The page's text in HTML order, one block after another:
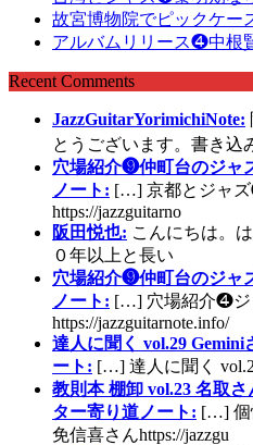
故宮博物院でピックケー
アルバムリリース❹中根
Recent Comments
JazzGuitarYorimichiNote:
とうございます。書き込
穴場紹介❾仲町台のジャ
ノート: […] 京都とジャ
https://jazzguitarno
阪田悦也: こんにちは。
０年以上と長い
穴場紹介❾仲町台のジャ
ノート: […] 穴場紹介❹ジ
https://jazzguitarnote.info/
達人に聞く vol.29
ート: […] 達人に聞く
教則本 棚卸 vol.23 名取
ター寄り道ノート: […] 個
免信喜さんhttps://jazzgu